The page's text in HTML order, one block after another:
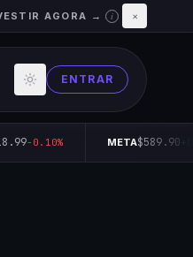
AGORA → i ×
ENTRAR
-0.10% META$589.90